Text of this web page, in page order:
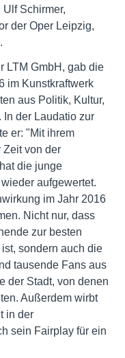
Schirmer,
der Oper Leipzig,
LTM GmbH, gab die
im Kunstkraftwerk
aus Politik, Kultur,
In der Laudatio zur
er: "Mit ihrem
Zeit von der
die junge
aufgewertet.
im Jahr 2016
Nicht nur, dass
zur besten
sondern auch die
tausende Fans aus
der Stadt, von denen
Außerdem wirbt
in der
sein Fairplay für ein